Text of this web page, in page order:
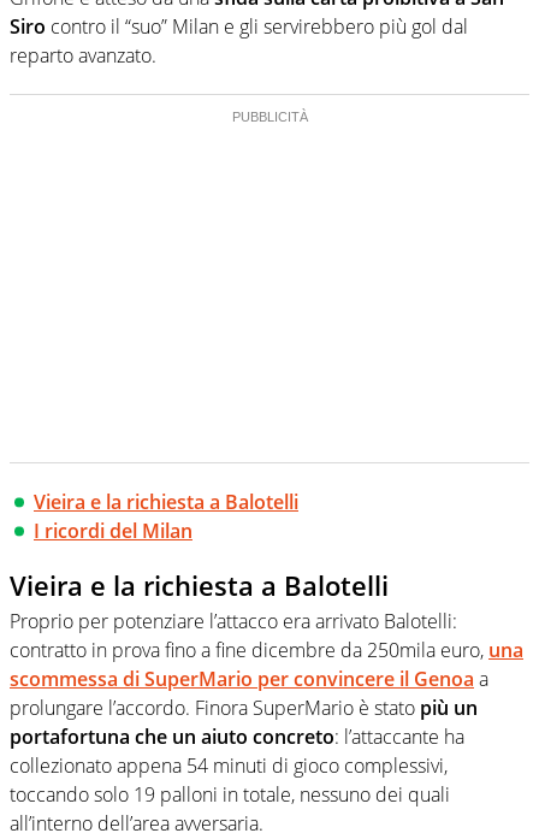
Siro contro il “suo” Milan e gli servirebbero più gol dal
reparto avanzato.
Vieira e la richiesta a Balotelli
I ricordi del Milan
Vieira e la richiesta a Balotelli
Proprio per potenziare l’attacco era arrivato Balotelli:
contratto in prova fino a fine dicembre da 250mila euro, una
scommessa di SuperMario per convincere il Genoa a
prolungare l’accordo. Finora SuperMario è stato più un
portafortuna che un aiuto concreto: l’attaccante ha
collezionato appena 54 minuti di gioco complessivi,
toccando solo 19 palloni in totale, nessuno dei quali
all’interno dell’area avversaria.